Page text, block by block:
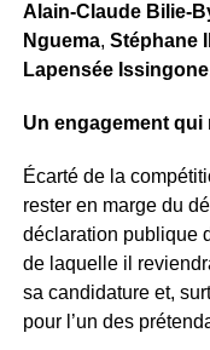
Alain-Claude Bilie-
Nguema, Stéphane
Lapensée Issingone
Un engagement qui
Écarté de la
rester en marge du
déclaration publique
de laquelle il
sa candidature et,
pour l’un des